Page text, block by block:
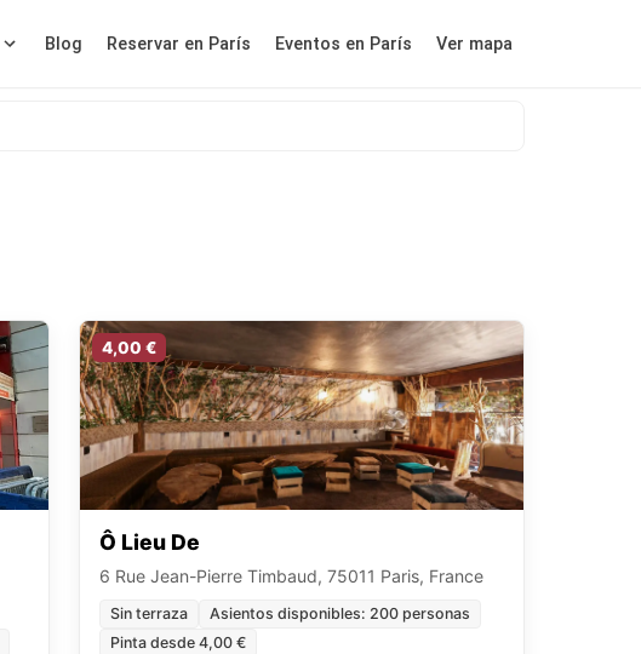
Blog Reservar en París Eventos en París Ver mapa
4,00 €
Ô Lieu De
6 Rue Jean-Pierre Timbaud, 75011 Paris, France
Sin terraza
Asientos disponibles: 200 personas
Pinta desde 4,00 €